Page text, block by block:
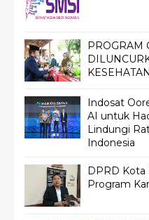
PROGRAM
Indosat
AI untuk
Lindungi
Indonesia
DPRD Kota
Program